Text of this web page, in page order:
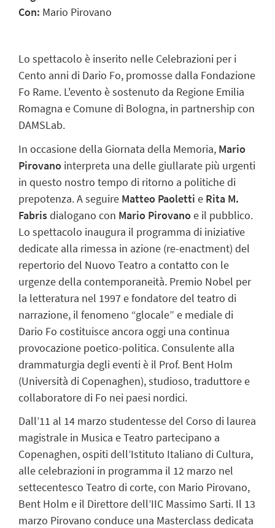
Con: Mario Pirovano
Lo spettacolo è inserito nelle Celebrazioni per i
Cento anni di Dario Fo, promosse dalla Fondazione
Fo Rame. L'evento è sostenuto da Regione Emilia
Romagna e Comune di Bologna, in partnership con
DAMSLab.
In occasione della Giornata della Memoria, Mario
Pirovano interpreta una delle giullarate più urgenti
in questo nostro tempo di ritorno a politiche di
prepotenza. A seguire Matteo Paoletti e Rita M.
Fabrisdialogano con Mario Pirovanoe il pubblico.
Lo spettacolo inaugura il programma di iniziative
dedicate alla rimessa in azione (re-enactment) del
repertorio del Nuovo Teatro a contatto con le
urgenze della contemporaneità. Premio Nobel per
la letteratura nel 1997 e fondatore del teatro di
narrazione, il fenomeno “glocale” e mediale di
Dario Fo costituisce ancora oggi una continua
provocazione poetico-politica. Consulente alla
drammaturgia degli eventi è il Prof. Bent Holm
(Università di Copenaghen), studioso, traduttore e
collaboratore di Fo nei paesi nordici.
Dall’11 al 14 marzo studentesse del Corso di laurea
magistrale in Musica e Teatro partecipano a
Copenaghen, ospiti dell’Istituto Italiano di Cultura,
alle celebrazioni in programma il 12 marzo nel
settecentesco Teatro di corte, con Mario Pirovano,
Bent Holm e il Direttore dell’IIC Massimo Sarti. Il 13
marzo Pirovano conduce una Masterclass dedicata